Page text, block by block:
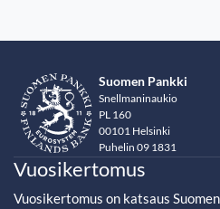
Suomen Pankki
Snellmaninaukio
PL 160
00101 Helsinki
Puhelin 09 1831
Vuosikertomus
Vuosikertomus on katsaus